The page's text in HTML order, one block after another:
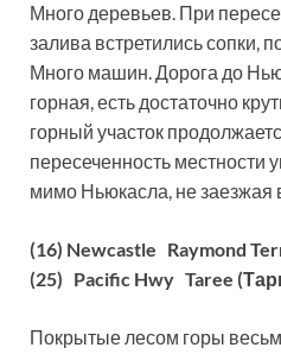
Много деревьев. При
залива встретились сопки,
Много машин. Дорога до
горная, есть достаточно
горный участок
пересеченность местности
мимо Ньюкасла, не заезжая
(16) Newcastle Raymond
(25) Pacific Hwy Taree
Покрытые лесом горы